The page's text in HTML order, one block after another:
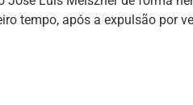
tempo, após a expulsão por